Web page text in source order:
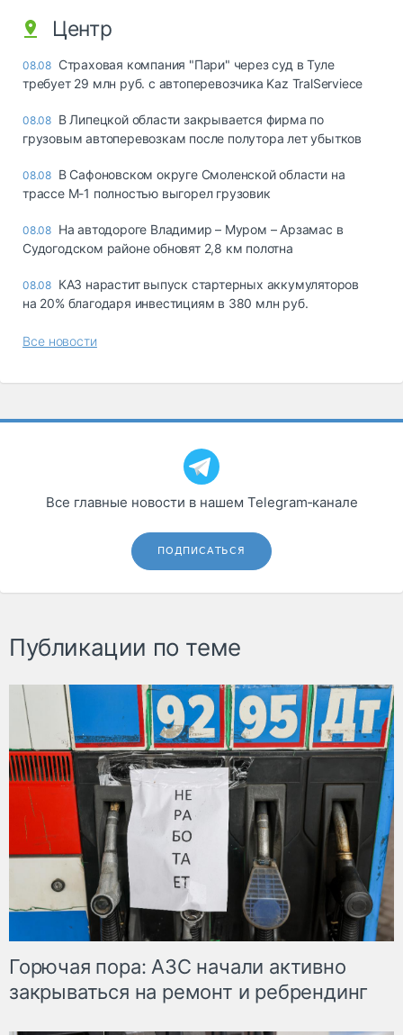
Центр
08.08 Страховая компания "Пари" через суд в Туле
требует 29 млн руб. с автоперевозчика Kaz TralServiece
08.08 В Липецкой области закрывается фирма по
грузовым автоперевозкам после полутора лет убытков
08.08 В Сафоновском округе Смоленской области на
трассе М-1 полностью выгорел грузовик
08.08 На автодороге Владимир – Муром – Арзамас в
Судогодском районе обновят 2,8 км полотна
08.08 КАЗ нарастит выпуск стартерных аккумуляторов
на 20% благодаря инвестициям в 380 млн руб.
Все новости
Все главные новости в нашем Telegram‑канале
ПОДПИСАТЬСЯ
Публикации по теме
Горючая пора: АЗС начали активно
закрываться на ремонт и ребрендинг